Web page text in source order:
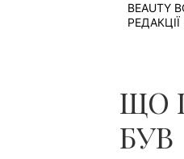
BEAUTY
РЕДАКЦІЇ
ЩО
БУВ